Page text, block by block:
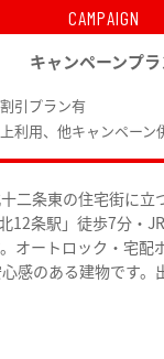
CAMPAIGN
キャンペーンプラ
引プラン有
利用、他キャンペーン
二条東の住宅街に
12条駅」徒歩7分・
オートロック・宅配
感のある建物です